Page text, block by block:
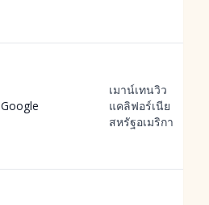
Google
เมาน์เทนวิว
แคลิฟอร์เนีย
สหรัฐอเมริกา